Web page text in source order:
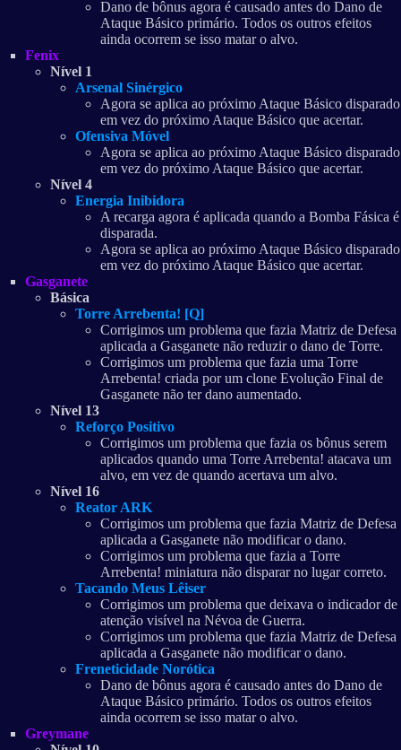
Dano de bônus agora é causado antes do Dano de
Ataque Básico primário. Todos os outros efeitos
ainda ocorrem se isso matar o alvo.
Fenix
Nível 1
Arsenal Sinérgico
Agora se aplica ao próximo Ataque Básico disparado
em vez do próximo Ataque Básico que acertar.
Ofensiva Móvel
Agora se aplica ao próximo Ataque Básico disparado
em vez do próximo Ataque Básico que acertar.
Nível 4
Energia Inibidora
A recarga agora é aplicada quando a Bomba Fásica é
disparada.
Agora se aplica ao próximo Ataque Básico disparado
em vez do próximo Ataque Básico que acertar.
Gasganete
Básica
Torre Arrebenta! [Q]
Corrigimos um problema que fazia Matriz de Defesa
aplicada a Gasganete não reduzir o dano de Torre.
Corrigimos um problema que fazia uma Torre
Arrebenta! criada por um clone Evolução Final de
Gasganete não ter dano aumentado.
Nível 13
Reforço Positivo
Corrigimos um problema que fazia os bônus serem
aplicados quando uma Torre Arrebenta! atacava um
alvo, em vez de quando acertava um alvo.
Nível 16
Reator ARK
Corrigimos um problema que fazia Matriz de Defesa
aplicada a Gasganete não modificar o dano.
Corrigimos um problema que fazia a Torre
Arrebenta! miniatura não disparar no lugar correto.
Tacando Meus Lêiser
Corrigimos um problema que deixava o indicador de
atenção visível na Névoa de Guerra.
Corrigimos um problema que fazia Matriz de Defesa
aplicada a Gasganete não modificar o dano.
Freneticidade Norótica
Dano de bônus agora é causado antes do Dano de
Ataque Básico primário. Todos os outros efeitos
ainda ocorrem se isso matar o alvo.
Greymane